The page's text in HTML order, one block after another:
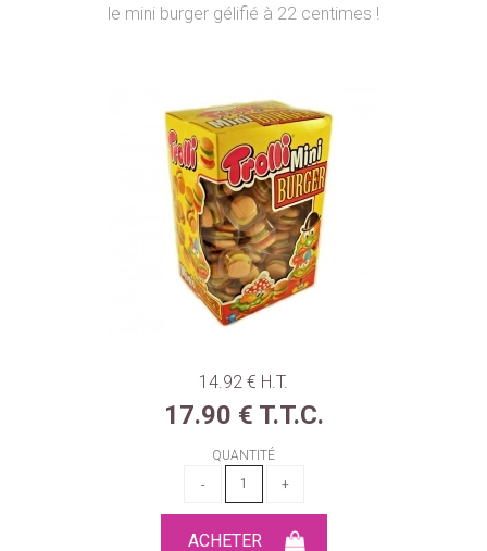
le mini burger gélifié à 22 centimes !
14.92 € H.T.
17.90 € T.T.C.
QUANTITÉ